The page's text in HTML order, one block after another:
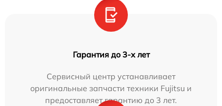
Гарантия до 3-х лет
Сервисный центр устанавливает
оригинальные запчасти техники Fujitsu и
предоставляет гарантию до 3 лет.